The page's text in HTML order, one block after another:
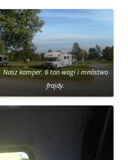
Nasz kamper. 6 ton wagi i mnóstwo
frajdy.